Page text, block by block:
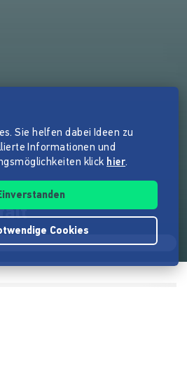
Sie helfen dabei Ideen zu
Informationen und
klick hier.
Cookies